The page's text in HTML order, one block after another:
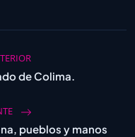
de Colima.
pueblos y manos